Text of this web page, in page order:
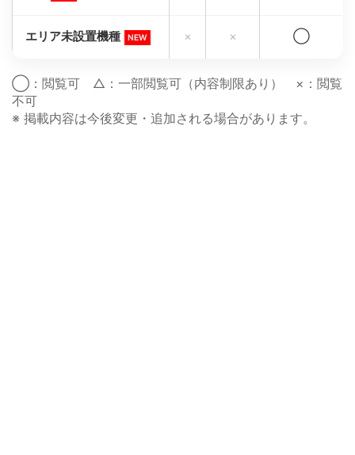
エリア未設置機種 NEW × × ◯
◯：閲覧可 △：一部閲覧可（内容制限あり） ×：閲覧
不可
※ 掲載内容は今後変更・追加される場合があります。